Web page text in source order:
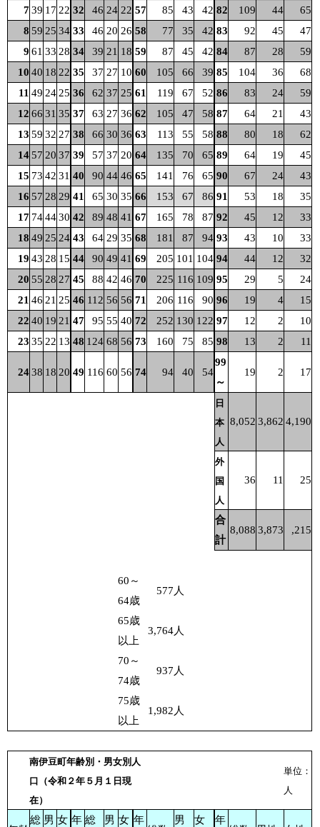
739 17 22 32 46 24 22 57 85 43 42 82 109 44
65
8 59 25 34 33 46 20 26 58 77 35 42 83 92 45
47
9 61 33 28 34 39 21 18 59 87 45 42 84 87 28
59
10 40 18 22 35 37 27 10 60 105 66 39 85 104 36
68
11 49 24 25 36 62 37 25 61 119 67 52 86 83 24
59
12 66 31 35 37 63 27 36 62 105 47 58 87 64 21
43
13 59 32 27 38 66 30 36 63 113 55 58 88 80 18
62
14 57 20 37 39 57 37 20 64 135 70 65 89 64 19
45
15 73 42 31 40 90 44 46 65 141 76 65 90 67 24
43
16 57 28 29 41 65 30 35 66 153 67 86 91 53 18
35
17 744430 42 89 48 41 67 165 78 87 92 45 12
33
18 49 25 24 43 64 29 35 68 181 87 94 93 43 10
33
19 43 28 15 44 90 49 41 69 205 101 104 94 44 12
32
20 55 28 27 45 88 42 46 70 225 116 109 95 29 5
24
21 46 21 25 46 112 56 56 71 206 116 90 96 19 4
15
22 40 19 21 47 95 55 40 72 252 130 122 97 12 2
10
23 35 22 13 48 124 68 56 73 160 75 85 98 13 2 11
2438 18 20 49 116 60 56 74 94 40 54
99
～
19 2 17
日
本
人
8,052 3,862 4,190
外
国
人
36 11 25
合
計
8,088 3,873 ,215
60～
64歳
577 人
65歳
以上
3,764人
70～
74歳
937 人
75歳
以上
1,982 人
南伊豆町年齢別・男女別人
口（令和２年５月１日現
在）
単位：
人
総 男 女 年 総 男 女 年
男 女
年